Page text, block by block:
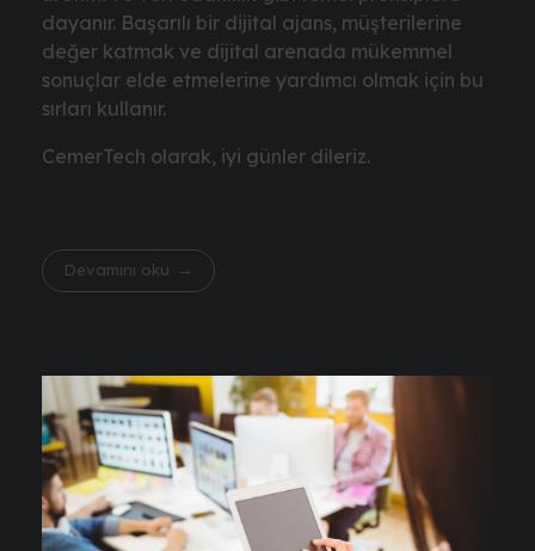
dayanır. Başarılı bir dijital ajans, müşterilerine
değer katmak ve dijital arenada mükemmel
sonuçlar elde etmelerine yardımcı olmak için bu
sırları kullanır.
CemerTech olarak, iyi günler dileriz.
Devamını oku